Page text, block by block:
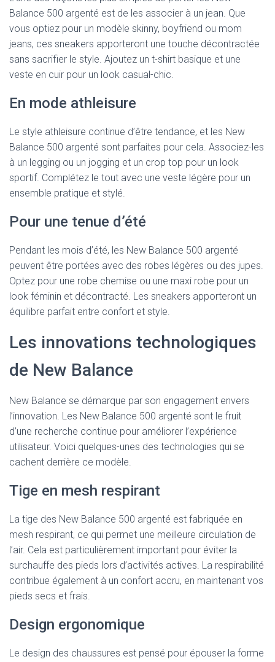
Balance 500 argenté est de les associer à un jean. Que
vous optiez pour un modèle skinny, boyfriend ou mom
jeans, ces sneakers apporteront une touche décontractée
sans sacrifier le style. Ajoutez un t-shirt basique et une
veste en cuir pour un look casual-chic.
En mode athleisure
Le style athleisure continue d’être tendance, et les New
Balance 500 argenté sont parfaites pour cela. Associez-les
à un legging ou un jogging et un crop top pour un look
sportif. Complétez le tout avec une veste légère pour un
ensemble pratique et stylé.
Pour une tenue d’été
Pendant les mois d’été, les New Balance 500 argenté
peuvent être portées avec des robes légères ou des jupes.
Optez pour une robe chemise ou une maxi robe pour un
look féminin et décontracté. Les sneakers apporteront un
équilibre parfait entre confort et style.
Les innovations technologiques
de New Balance
New Balance se démarque par son engagement envers
l’innovation. Les New Balance 500 argenté sont le fruit
d’une recherche continue pour améliorer l’expérience
utilisateur. Voici quelques-unes des technologies qui se
cachent derrière ce modèle.
Tige en mesh respirant
La tige des New Balance 500 argenté est fabriquée en
mesh respirant, ce qui permet une meilleure circulation de
l’air. Cela est particulièrement important pour éviter la
surchauffe des pieds lors d’activités actives. La respirabilité
contribue également à un confort accru, en maintenant vos
pieds secs et frais.
Design ergonomique
Le design des chaussures est pensé pour épouser la forme